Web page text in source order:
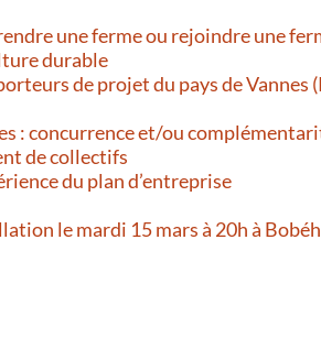
une ferme ou rejoindre une
durable
de projet du pays de Vannes
: concurrence et/ou
de collectifs
du plan d’entreprise
le mardi 15 mars à 20h à